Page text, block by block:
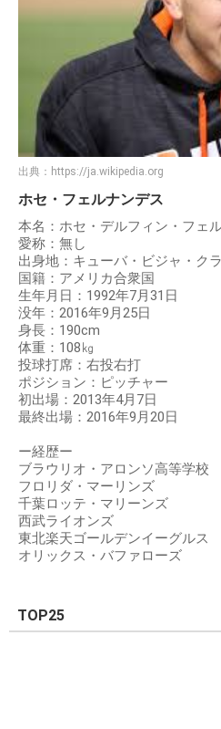
出典： https://ja.wikipedia.org
ホセ・フェルナンデス
本名：ホセ・デルフィン・フェ
愛称：無し
出身地：キューバ・ビジャ・ク
国籍：アメリカ合衆国
生年月日：1992年7月31日
没年：2016年9月25日
身長：190cm
体重：108㎏
投球打席：右投右打
ポジション：ピッチャー
初出場：2013年4月7日
最終出場：2016年9月20日
ー経歴ー
ブラウリオ・アロンソ高等学校
フロリダ・マーリンズ
千葉ロッテ・マリーンズ
西武ライオンズ
東北楽天ゴールデンイーグルス
オリックス・バファローズ
TOP25